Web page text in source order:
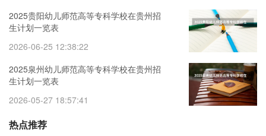
2025贵阳幼儿师范高等专科学校在贵州招
生计划一览表
2026-06-25 12:38:22
2025泉州幼儿师范高等专科学校在贵州招
生计划一览表
2026-05-27 18:57:41
热点推荐